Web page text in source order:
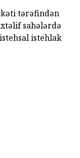
tərəfindən
sahələrdə
istehlak